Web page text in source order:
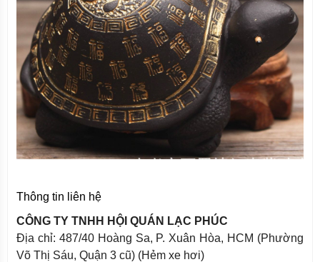
Thông tin liên hệ
CÔNG TY TNHH HỘI QUÁN LẠC PHÚC
Địa chỉ: 487/40 Hoàng Sa, P. Xuân Hòa, HCM (Phường
Võ Thị Sáu, Quận 3 cũ) (Hẻm xe hơi)